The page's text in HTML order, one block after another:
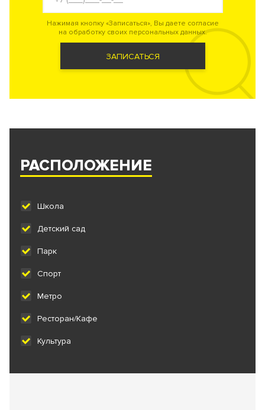
Нажимая кнопку «Записаться», Вы даете согласие
на обработку своих персональных данных.
ЗАПИСАТЬСЯ
РАСПОЛОЖЕНИЕ
Школа
Детский сад
Парк
Спорт
Метро
Ресторан/Кафе
Культура